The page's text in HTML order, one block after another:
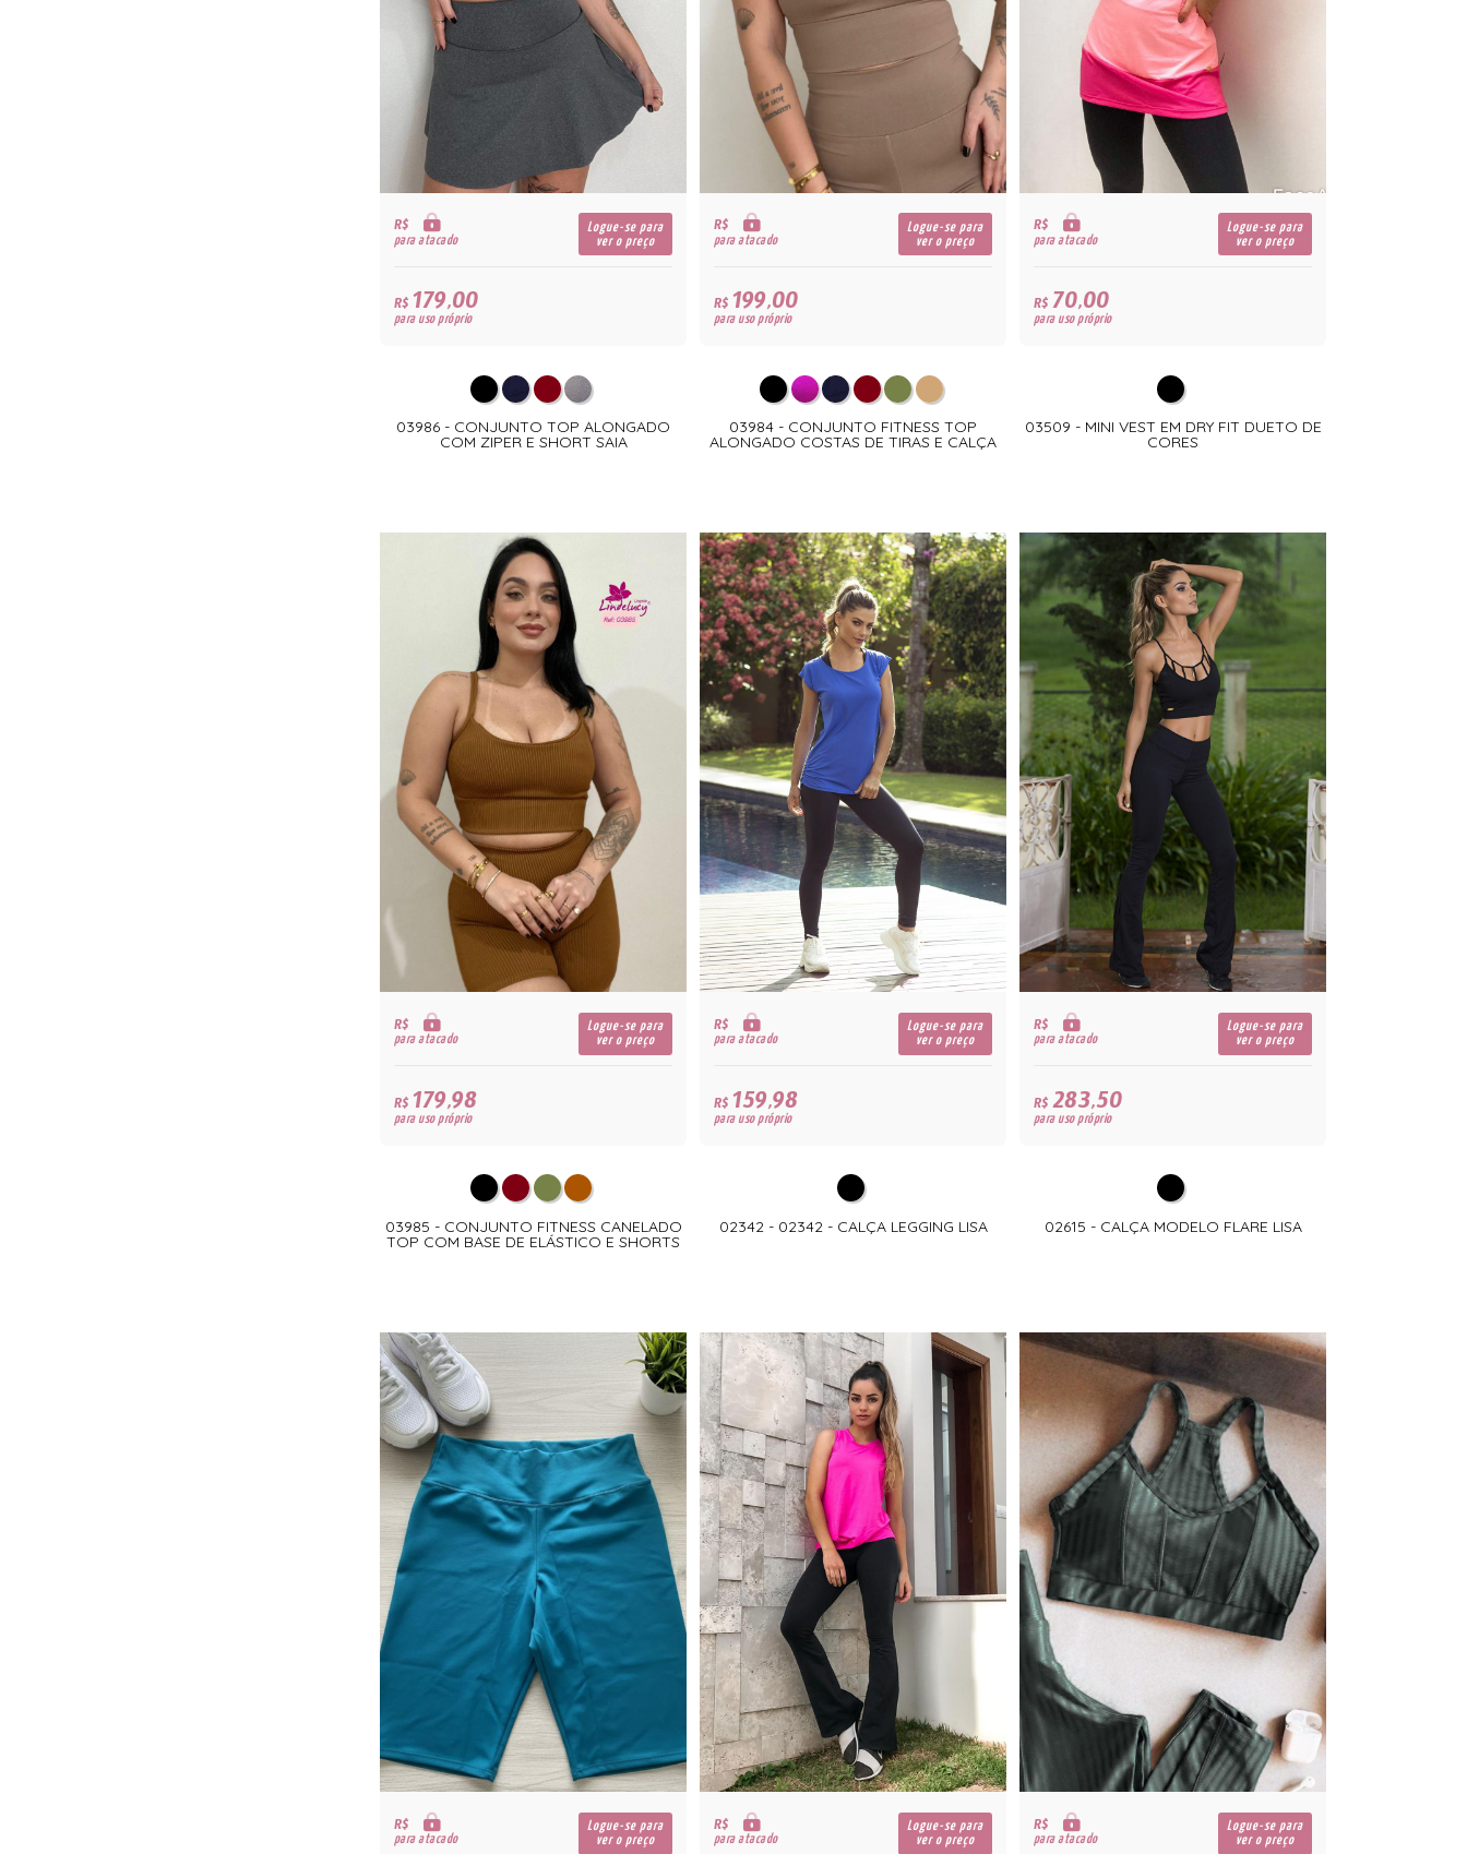
R$
para atacado
Logue-se para
ver o preço
R$179,00
para uso próprio
03986 - CONJUNTO TOP ALONGADO
COM ZIPER E SHORT SAIA
R$
para atacado
Logue-se para
ver o preço
R$199,00
para uso próprio
03984 - CONJUNTO FITNESS TOP
ALONGADO COSTAS DE TIRAS E CALÇA
R$
para atacado
Logue-se para
ver o preço
R$70,00
para uso próprio
03509 - MINI VEST EM DRY FIT DUETO DE
CORES
R$
para atacado
Logue-se para
ver o preço
R$179,98
para uso próprio
03985 - CONJUNTO FITNESS CANELADO
TOP COM BASE DE ELÁSTICO E SHORTS
R$
para atacado
Logue-se para
ver o preço
R$159,98
para uso próprio
02342 - 02342 - CALÇA LEGGING LISA
R$
para atacado
Logue-se para
ver o preço
R$283,50
para uso próprio
02615 - CALÇA MODELO FLARE LISA
R$
para atacado
Logue-se para
ver o preço
R$
para atacado
Logue-se para
ver o preço
R$
para atacado
Logue-se para
ver o preço